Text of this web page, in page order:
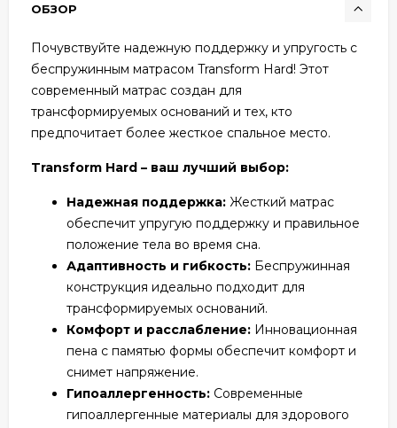
ОБЗОР
Почувствуйте надежную поддержку и упругость с
беспружинным матрасом Transform Hard! Этот
современный матрас создан для
трансформируемых оснований и тех, кто
предпочитает более жесткое спальное место.
Transform Hard – ваш лучший выбор:
Надежная поддержка: Жесткий матрас
обеспечит упругую поддержку и правильное
положение тела во время сна.
Адаптивность и гибкость: Беспружинная
конструкция идеально подходит для
трансформируемых оснований.
Комфорт и расслабление: Инновационная
пена с памятью формы обеспечит комфорт и
снимет напряжение.
Гипоаллергенность: Современные
гипоаллергенные материалы для здорового